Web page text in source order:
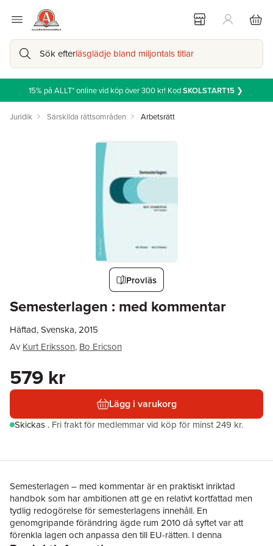
Sök efterläsglädje bland miljontals titlar
15% på ALLT* online vid köp över 300 kr! KodSKOLSTART15❯
Juridik Särskilda rättsområden Arbetsrätt
Provläs
Semesterlagen : med kommentar
Häftad, Svenska, 2015
Av Kurt Eriksson, Bo Ericson
579 kr
Lägg i varukorg
Skickas . Fri frakt för medlemmar vid köp för minst 249 kr.
Semesterlagen – med kommentar är en praktiskt inriktad
handbok som har ambitionen att ge en relativt kortfattad men
tydlig redo­görelse för semesterlagens innehåll. En
genomgripande förändring ägde rum 2010 då syftet var att
förenkla lagen och anpassa den till EU-rätten. I denna